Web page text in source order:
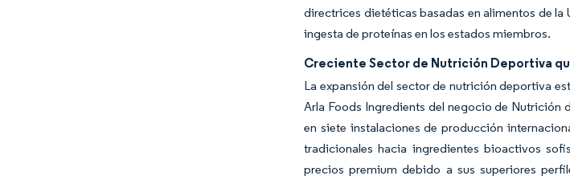
directrices dietéticas basadas en alimentos de la
ingesta de proteínas en los estados miembros.
Creciente Sector de Nutrición Deportiva
La expansión del sector de nutrición deportiva
Arla Foods Ingredients del negocio de Nutrición
en siete instalaciones de producción
tradicionales hacia ingredientes bioactivos
precios premium debido a sus superiores